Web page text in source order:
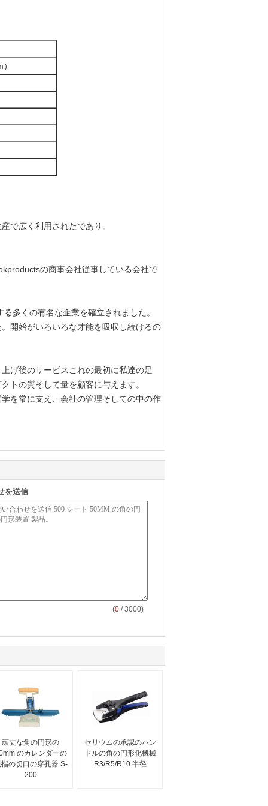
で広く利用されたであり。
の商事会社従事している会社で
多くの有名な企業を確立されました。
開始がいろいろな才能を吸収し続けるの
げ後のサービスこれの最初に私達の足
トの質そして量を顧客に与えます。
を常に支え、会社の管理そしての中の作
を送信
(0 / 3000)
頑丈な角の円形の
のカレンダーの
の切口の穿孔器 S-
200
セリウムの承認のハン
ドルの角の円形化機械
R3/R5/R10 半径